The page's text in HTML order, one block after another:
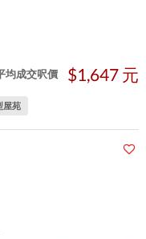
均成交呎價
$1,647 元
屋苑